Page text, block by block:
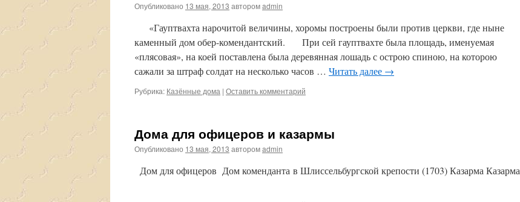
Опубликовано 13 мая, 2013 авторомadmin
«Гауптвахта нарочитой величины, хоромы построены были против церкви, где ныне
каменный дом обер-комендантский. При сей гауптвахте была площадь, именуемая
«плясовая», на коей поставлена была деревянная лошадь с острою спиною, на которою
сажали за штраф солдат на несколько часов … Читать далее →
Рубрика: Казённые дома | Оставить комментарий
Дома для офицеров и казармы
Опубликовано 13 мая, 2013 авторомadmin
Дом для офицеров Дом коменданта в Шлиссельбургской крепости (1703) Казарма Казарма